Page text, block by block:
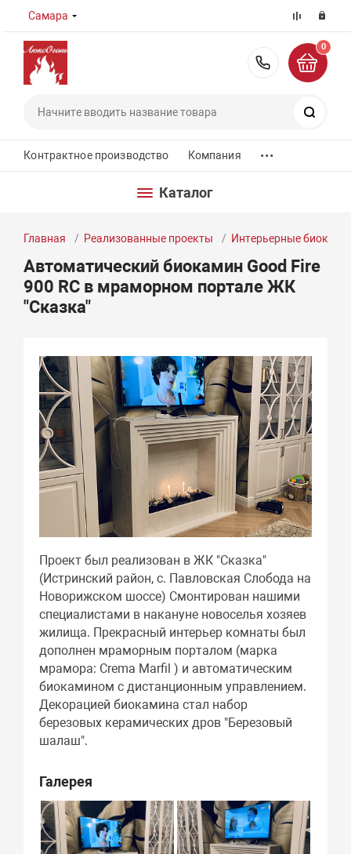
Самара
8 (800)
0
Контрактное производство Компания ...
Каталог
Главная Реализованные проекты Интерьерные
Автоматический биокамин Good Fire
900 RC в мраморном портале ЖК
"Сказка"
Проект был реализован в ЖК "Сказка"
(Истринский район, с. Павловская Слобода на
Новорижском шоссе) Смонтирован нашими
специалистами в накануне новоселья хозяев
жилища. Прекрасный интерьер комнаты был
дополнен мраморным порталом (марка
мрамора: Crema Marfil ) и автоматическим
биокамином с дистанционным управлением.
Декорацией биокамина стал набор
березовых керамических дров "Березовый
шалаш".
Галерея